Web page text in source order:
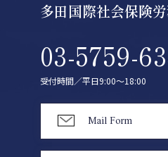
多田国際社会保険
03-5759-
受付時間／平日9:00〜18:00
Mail Form